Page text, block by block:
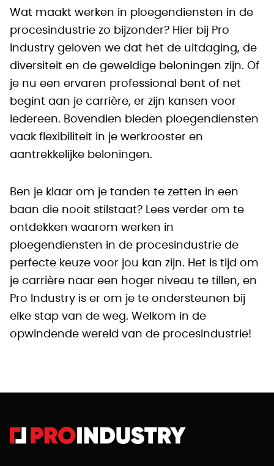
Wat maakt werken in ploegendiensten in de
procesindustrie zo bijzonder? Hier bij Pro
Industry geloven we dat het de uitdaging, de
diversiteit en de geweldige beloningen zijn. Of
je nu een ervaren professional bent of net
begint aan je carrière, er zijn kansen voor
iedereen. Bovendien bieden ploegendiensten
vaak flexibiliteit in je werkrooster en
aantrekkelijke beloningen.
Ben je klaar om je tanden te zetten in een
baan die nooit stilstaat? Lees verder om te
ontdekken waarom werken in
ploegendiensten in de procesindustrie de
perfecte keuze voor jou kan zijn. Het is tijd om
je carrière naar een hoger niveau te tillen, en
Pro Industry is er om je te ondersteunen bij
elke stap van de weg. Welkom in de
opwindende wereld van de procesindustrie!